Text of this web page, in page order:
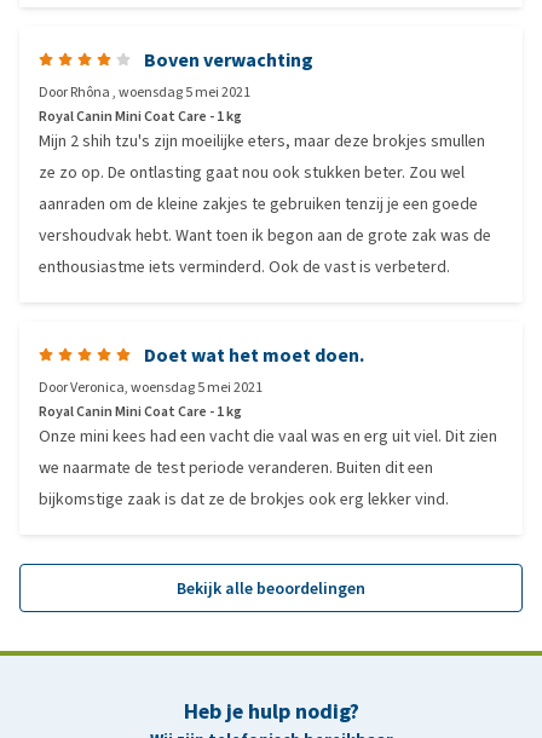
Boven verwachting
DoorRhôna,woensdag 5 mei 2021
Royal Canin Mini Coat Care - 1 kg
Mijn 2 shih tzu's zijn moeilijke eters, maar deze brokjes smullen
ze zo op. De ontlasting gaat nou ook stukken beter. Zou wel
aanraden om de kleine zakjes te gebruiken tenzij je een goede
vershoudvak hebt. Want toen ik begon aan de grote zak was de
enthousiastme iets verminderd. Ook de vast is verbeterd.
Doet wat het moet doen.
DoorVeronica,woensdag 5 mei 2021
Royal Canin Mini Coat Care - 1 kg
Onze mini kees had een vacht die vaal was en erg uit viel. Dit zien
we naarmate de test periode veranderen. Buiten dit een
bijkomstige zaak is dat ze de brokjes ook erg lekker vind.
Bekijk alle beoordelingen
Heb je hulp nodig?